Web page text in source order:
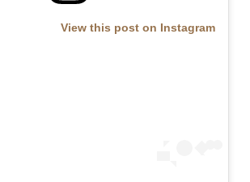
View this post on Instagram